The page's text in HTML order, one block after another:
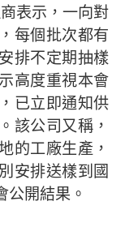
表示，一向對
每個批次都有
排不定期抽樣
高度重視本會
已立即通知供
該公司又稱，
的工廠生產，
安排送樣到國
公開結果。